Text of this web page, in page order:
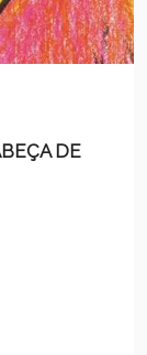
DE